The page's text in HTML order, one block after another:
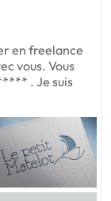
en freelance
vous. Vous
. Je suis